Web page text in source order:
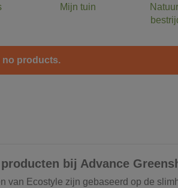
Mijn tuin
no products.
bij Advance
van Ecostyle zijn gebaseerd op de